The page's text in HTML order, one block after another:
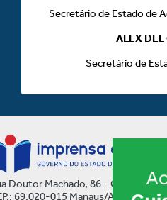
Secretário de Estado de
ALEX DEL
Secretário de
Doutor Machado, 86 - Centro
69.020-015 Manaus/AM